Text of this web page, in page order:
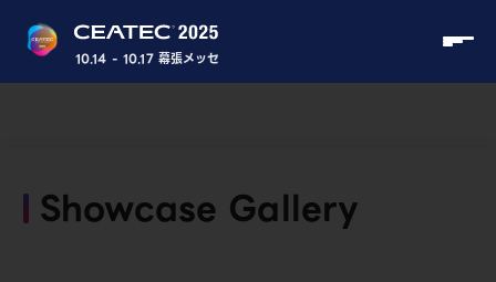
10.14 - 10.17 幕張メッセ
Showcase Gallery